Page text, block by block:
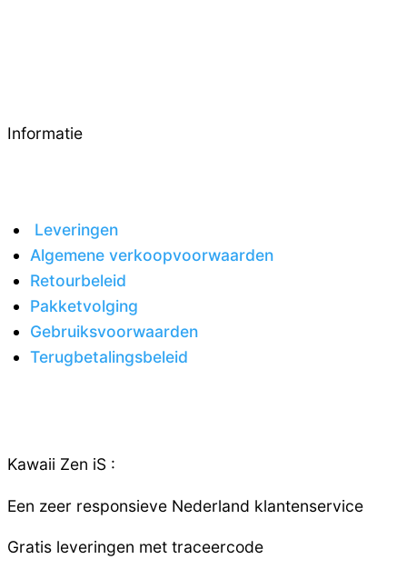
Informatie
Leveringen
Algemene verkoopvoorwaarden
Retourbeleid
Pakketvolging
Gebruiksvoorwaarden
Terugbetalingsbeleid
Kawaii Zen iS :
Een zeer responsieve Nederland klantenservice
Gratis leveringen met traceercode